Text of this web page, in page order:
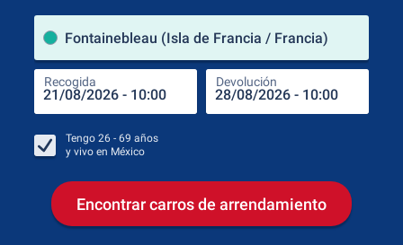
Fontainebleau (Isla de Francia / Francia)
Recogida Devolución
Tengo 26 - 69 años
y vivo en México
Encontrar carros de arrendamiento